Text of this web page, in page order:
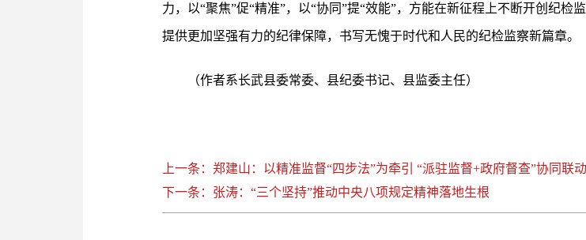
力，以“聚焦”促“精准”，以“协同”提“效能”，方能在新征程上不断开创纪
提供更加坚强有力的纪律保障，书写无愧于时代和人民的纪检监察新篇章。
（作者系长武县委常委、县纪委书记、县监委主任）
上一条：郑建山：以精准监督“四步法”为牵引 “派驻监督+政府督查”协同联
下一条：张涛：“三个坚持”推动中央八项规定精神落地生根